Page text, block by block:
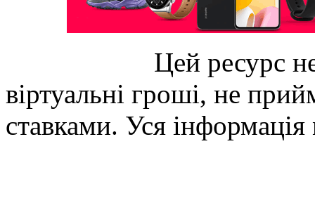
Цей ресурс
віртуальні гроші, не
ставками. Уся